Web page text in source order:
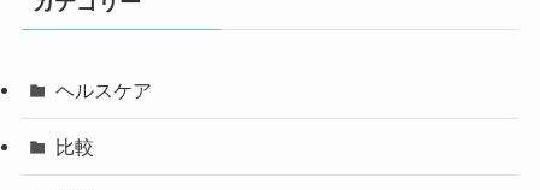
ヘルスケア
比較